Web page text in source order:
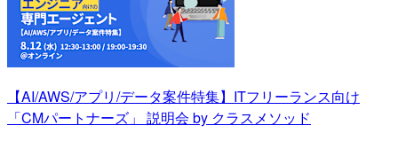
【AI/AWS/アプリ/データ案件特集】ITフリーランス向け
「CMパートナーズ」 説明会 by クラスメソッド